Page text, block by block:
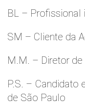
BL – Profissional
SM – Cliente da
M.M. – Diretor de
P.S. – Candidato
de São Paulo